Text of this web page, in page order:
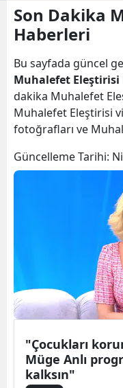
Son Dakika
Haberleri
Bu sayfada güncel
Muhalefet Eleştirisi
dakika Muhalefet
Muhalefet Eleştirisi
fotoğrafları ve
Güncelleme Tarihi:
"Çocukları
Müge Anlı
kalksın"